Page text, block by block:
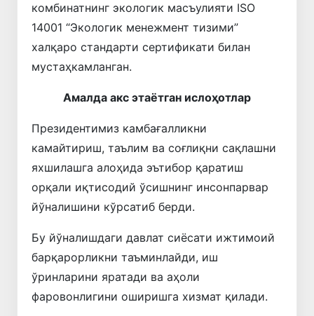
комбинатнинг экологик масъулияти ISO
14001 “Экологик менежмент тизими”
халқаро стандарти сертификати билан
мустаҳкамланган.
Амалда акс этаётган ислоҳотлар
Президентимиз камбағалликни
камайтириш, таълим ва соғлиқни сақлашни
яхшилашга алоҳида эътибор қаратиш
орқали иқтисодий ўсишнинг инсонпарвар
йўналишини кўрсатиб берди.
Бу йўналишдаги давлат сиёсати ижтимоий
барқарорликни таъминлайди, иш
ўринларини яратади ва аҳоли
фаровонлигини оширишга хизмат қилади.